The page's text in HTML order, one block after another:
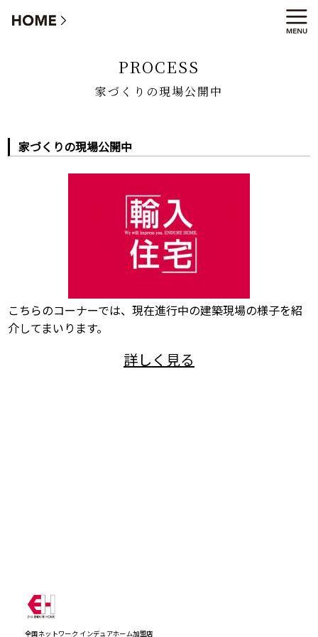
家づくりの現場公開中
PROCESS
家づくりの現場公開中
家づくりの現場公開中
こちらのコーナーでは、現在進行中の建築現場の様子を紹
介してまいります。
全国ネットワーク インデュアホーム加盟店